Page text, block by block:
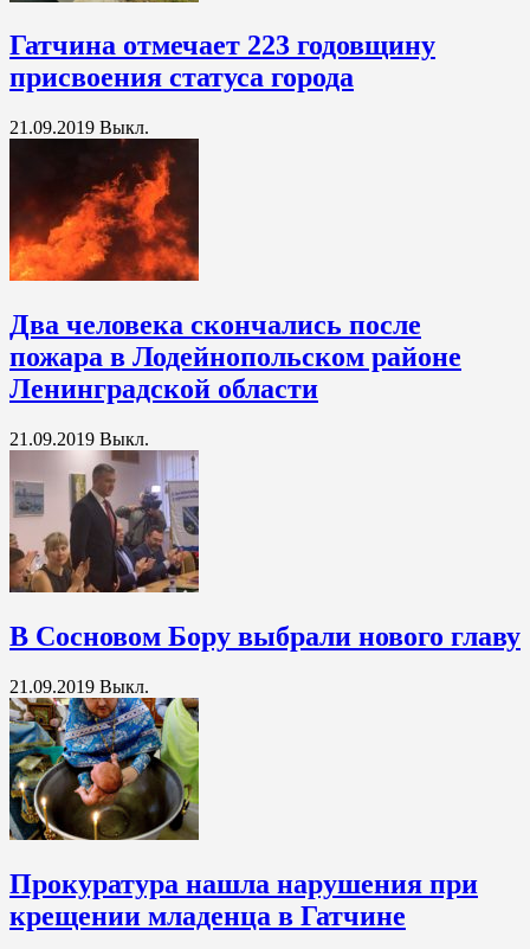
Гатчина отмечает 223 годовщину
присвоения статуса города
21.09.2019 Выкл.
Два человека скончались после
пожара в Лодейнопольском районе
Ленинградской области
21.09.2019 Выкл.
В Сосновом Бору выбрали нового главу
21.09.2019 Выкл.
Прокуратура нашла нарушения при
крещении младенца в Гатчине